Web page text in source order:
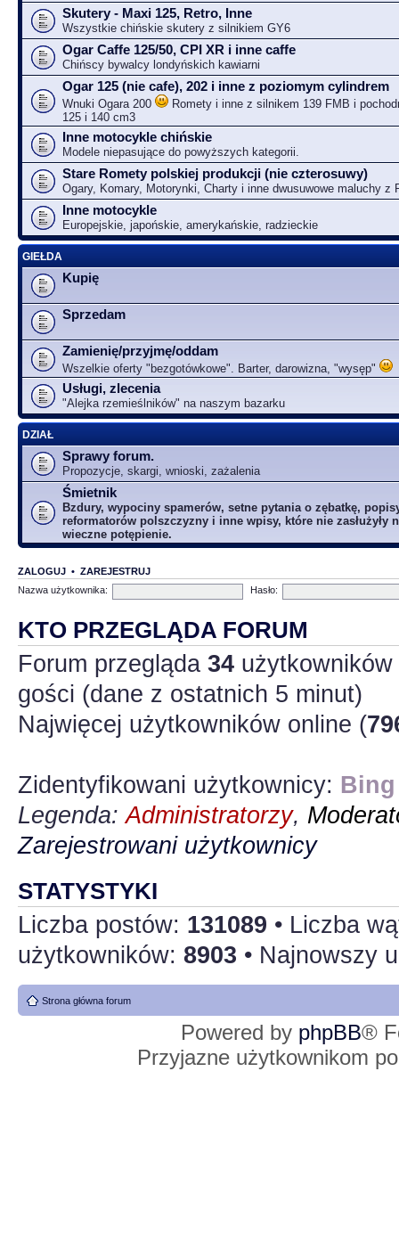
Skutery - Maxi 125, Retro, Inne
Wszystkie chińskie skutery z silnikiem GY6
Ogar Caffe 125/50, CPI XR i inne caffe
Chińscy bywalcy londyńskich kawiarni
Ogar 125 (nie cafe), 202 i inne z poziomym cylindrem
Wnuki Ogara 200
Romety i inne z silnikem 139 FMB i
125 i 140 cm3
Inne motocykle chińskie
Modele niepasujące do powyższych kategorii.
Stare Romety polskiej produkcji (nie czterosuwy)
Ogary, Komary, Motorynki, Charty i inne dwusuwowe maluchy z
Inne motocykle
Europejskie, japońskie, amerykańskie, radzieckie
GIEŁDA
Kupię
Sprzedam
Zamienię/przyjmę/oddam
Wszelkie oferty "bezgotówkowe". Barter, darowizna, "wysęp"
Usługi, zlecenia
"Alejka rzemieślników" na naszym bazarku
DZIAŁ
Sprawy forum.
Propozycje, skargi, wnioski, zażalenia
Śmietnik
Bzdury, wypociny spamerów, setne pytania o zębatkę,
reformatorów polszczyzny i inne wpisy, które nie zasłużyły
wieczne potępienie.
ZALOGUJ • ZAREJESTRUJ
Nazwa użytkownika:
Hasło:
KTO PRZEGLĄDA FORUM
Forum przegląda 34
gości (dane z ostatnich 5 minut)
Najwięcej użytkowników online (
Zidentyfikowani użytkownicy:
Legenda:Administratorzy,
Zarejestrowani użytkownicy
STATYSTYKI
Liczba postów: 131089 • Liczba
użytkowników: 8903 • Najnowszy
Strona główna forum
Powered by phpBB®
Przyjazne użytkownikom